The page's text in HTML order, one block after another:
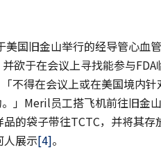
国旧金山举行的经导管心血
欲于在会议上寻找能参与
不得在会议上或在美国境内
」Meril员工搭飞机前往旧金
的袋子带往TCTC，并将其
人展示[4]。